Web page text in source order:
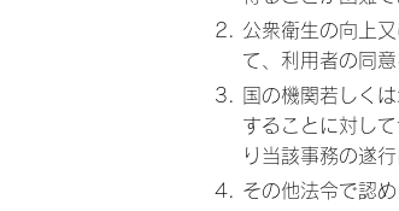
公衆衛生の向上
て、利用者の同
国の機関若しく
することに対し
り当該事務の遂
その他法令で認